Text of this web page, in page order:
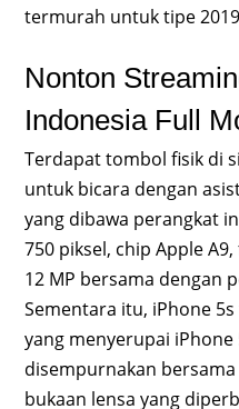
termurah untuk tipe
Nonton
Indonesia Full
Terdapat tombol fisik di
untuk bicara dengan
yang dibawa perangkat
750 piksel, chip Apple
12 MP bersama dengan
Sementara itu, iPhone
yang menyerupai
disempurnakan
bukaan lensa yang